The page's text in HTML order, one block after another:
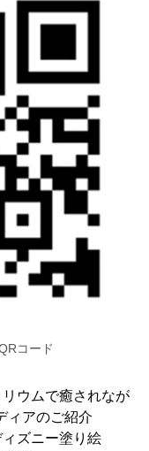
コード
ウムで癒されなが
ィアのご紹介
ィズニー塗り絵